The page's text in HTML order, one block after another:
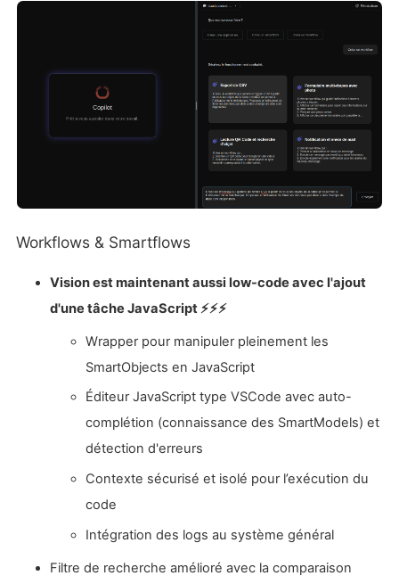
Workflows & Smartflows
Vision est maintenant aussi low-code avec l'ajout
d'une tâche JavaScript ⚡⚡⚡
Wrapper pour manipuler pleinement les
SmartObjects en JavaScript
Éditeur JavaScript type VSCode avec auto-
complétion (connaissance des SmartModels) et
détection d'erreurs
Contexte sécurisé et isolé pour l’exécution du
code
Intégration des logs au système général
Filtre de recherche amélioré avec la comparaison